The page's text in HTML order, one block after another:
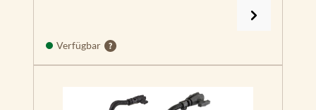
Verfügbar